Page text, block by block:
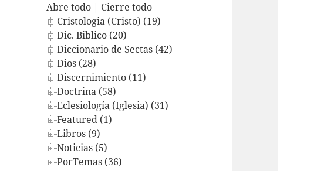
Abre todo | Cierre todo
Cristologia (Cristo) (19)
Dic. Biblico (20)
Diccionario de Sectas (42)
Dios (28)
Discernimiento (11)
Doctrina (58)
Eclesiología (Iglesia) (31)
Featured (1)
Libros (9)
Noticias (5)
PorTemas (36)